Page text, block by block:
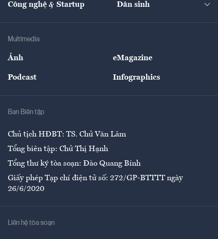
Tư vấn Nông sản
Giải trí
Công nghệ & Startup Dân sinh
Multimedia
Ảnh eMagazine
Podcast Infographics
Ban Biên tập
Chủ tịch HĐBT: TS. Chử Văn Lâm
Tổng biên tập: Chử Thị Hạnh
Tổng thư ký tòa soạn: Đào Quang Bính
Giấy phép Tạp chí điện tử số: 272/GP-BTTTT ngày
26/6/2020
Liên hệ tòa soạn